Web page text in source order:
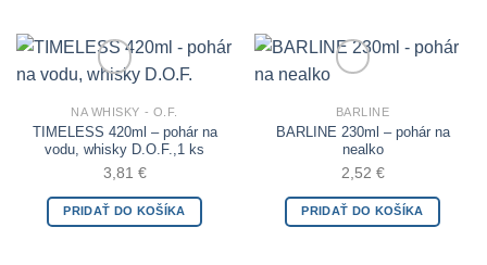
Add to Wishlist
NA WHISKY - O.F.
TIMELESS 420ml – pohár na
vodu, whisky D.O.F.,1 ks
3,81 €
PRIDAŤ DO KOŠÍKA
Add to Wishlist
BARLINE
BARLINE 230ml – pohár na
nealko
2,52 €
PRIDAŤ DO KOŠÍKA